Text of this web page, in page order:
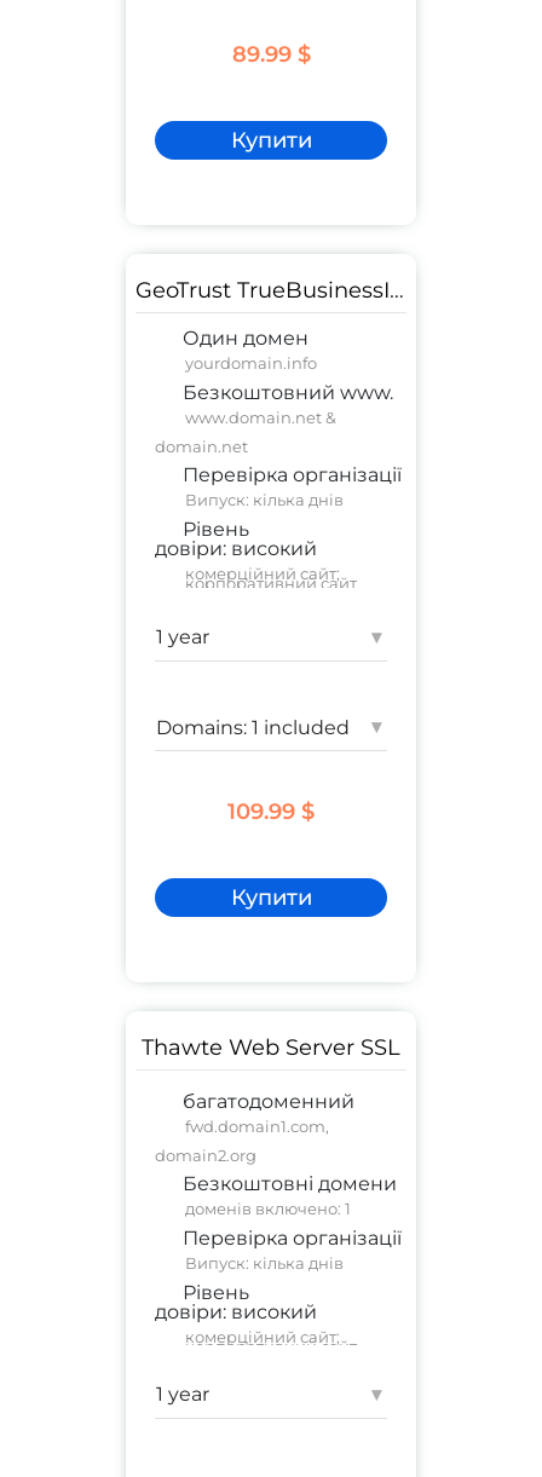
89.99 $
Купити
GeoTrust TrueBusinessID
Один домен
yourdomain.info
Безкоштовний www.
www.domain.net &
domain.net
Перевірка організації
Випуск: кілька днів
Рівень
довіри: високий
комерційний сайт;
корпоративний сайт
▾
▾
109.99 $
Купити
Thawte Web Server SSL
багатодоменний
fwd.domain1.com,
domain2.org
Безкоштовні домени
доменів включено: 1
Перевірка організації
Випуск: кілька днів
Рівень
довіри: високий
комерційний сайт;
корпоративний сайт
▾